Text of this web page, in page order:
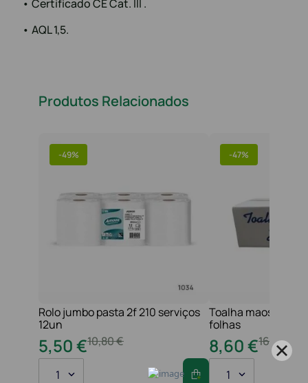
• Certificado CE Cat. III .
• AQL 1,5.
Produtos Relacionados
-49%
Rolo jumbo pasta 2f 210 serviços
12un
10,80€
5,50€
1
-47%
Toalha maos 2f
folhas
16 20€
8,60€
1